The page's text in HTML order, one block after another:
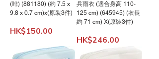
(啡) (881180) (約 7.5 x
9.8 x 0.7 cm)x(原装3件)
價格
HK$150.00
兵雨衣 (適合身高 110-
125 cm) (645945) (衣長
約 71 cm) X(原裝3件)
價格
HK$246.00